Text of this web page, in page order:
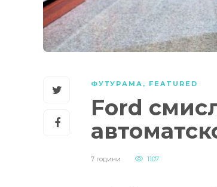
ФУТУРАМА , FEATURED
Ford
7 години 1107